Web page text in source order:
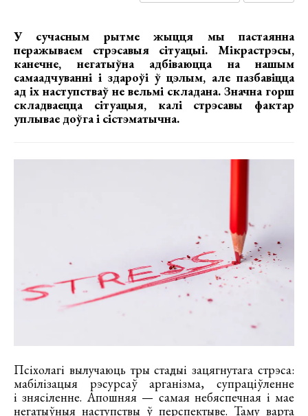
У сучасным рытме жыцця мы пастаянна
перажываем стрэсавыя сітуацыі. Мікрастрэсы,
канечне, негатыўна адбіваюцца на нашым
самаадчуванні і здароўі ў цэлым, але пазбавіцца
ад іх наступстваў не вельмі складана. Значна горш
складваецца сітуацыя, калі стрэсавы фактар
уплывае доўга і сістэматычна.
Псіхолагі вылучаюць тры стадыі зацягнутага стрэса:
мабілізацыя рэсурсаў арганізма, супраціўленне
і знясіленне. Апошняя — самая небяспечная і мае
негатыўныя наступствы ў перспектыве. Таму варта